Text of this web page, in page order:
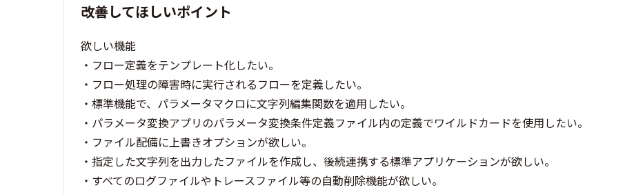
改善してほしいポイント
欲しい機能
・フロー定義をテンプレート化したい。
・フロー処理の障害時に実行されるフローを定義したい。
・標準機能で、パラメータマクロに文字列編集関数を適用したい。
・パラメータ変換アプリのパラメータ変換条件定義ファイル内の定義でワイルドカードを使用したい。
・ファイル配備に上書きオプションが欲しい。
・指定した文字列を出力したファイルを作成し、後続連携する標準アプリケーションが欲しい。
・すべてのログファイルやトレースファイル等の自動削除機能が欲しい。